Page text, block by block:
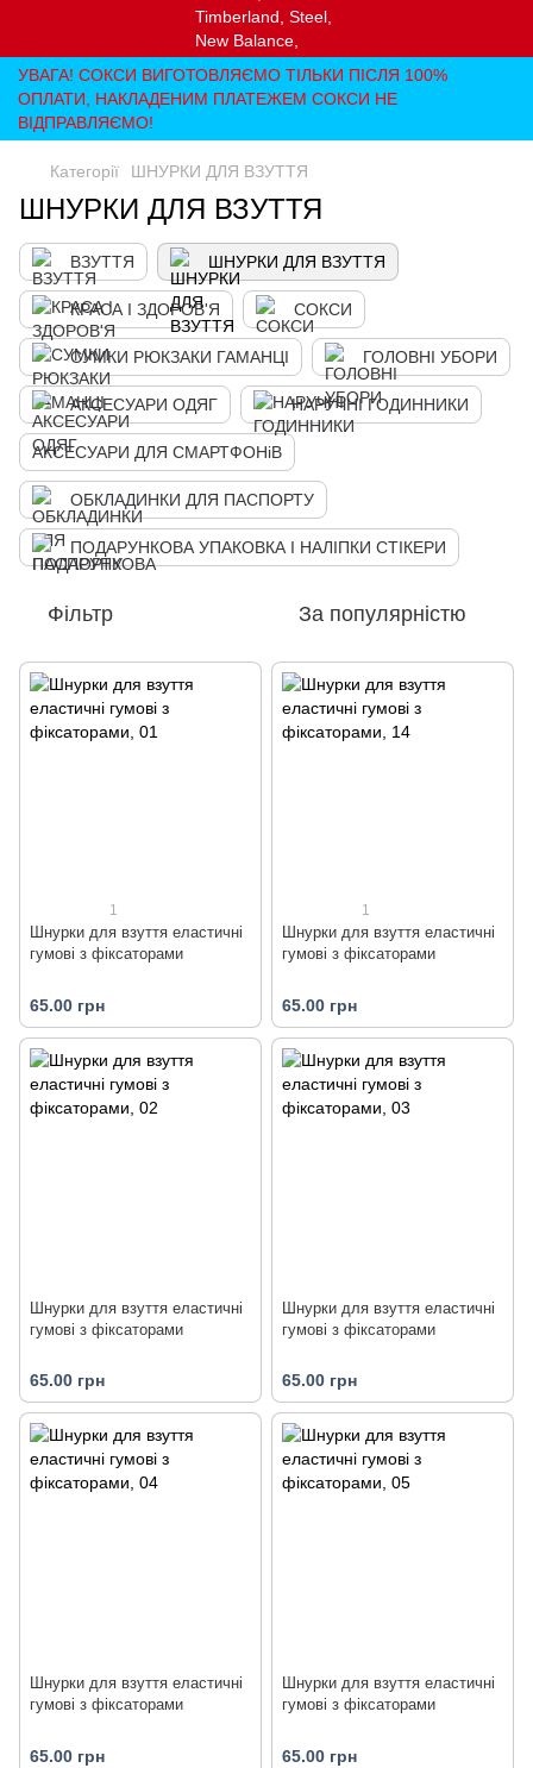
УВАГА! СОКСИ ВИГОТОВЛЯЄМО ТІЛЬКИ ПІСЛЯ 100%
ОПЛАТИ, НАКЛАДЕНИМ ПЛАТЕЖЕМ СОКСИ НЕ
ВІДПРАВЛЯЄМО!
Категорії ШНУРКИ ДЛЯ ВЗУТТЯ
ШНУРКИ ДЛЯ ВЗУТТЯ
ВЗУТТЯ ШНУРКИ ДЛЯ ВЗУТТЯ
КРАСА І ЗДОРОВ'Я СОКСИ
СУМКИ РЮКЗАКИ ГАМАНЦІ ГОЛОВНІ УБОРИ
АКСЕСУАРИ ОДЯГ НАРУЧНІ ГОДИННИКИ
АКСЕСУАРИ ДЛЯ СМАРТФОНіВ
ОБКЛАДИНКИ ДЛЯ ПАСПОРТУ
ПОДАРУНКОВА УПАКОВКА І НАЛІПКИ СТІКЕРИ
Фільтр За популярністю
1
Шнурки для взуття еластичні
гумові з фіксаторами
65.00 грн
1
Шнурки для взуття еластичні
гумові з фіксаторами
65.00 грн
Шнурки для взуття еластичні
гумові з фіксаторами
65.00 грн
Шнурки для взуття еластичні
гумові з фіксаторами
65.00 грн
Шнурки для взуття еластичні
гумові з фіксаторами
65.00 грн
Шнурки для взуття еластичні
гумові з фіксаторами
65.00 грн